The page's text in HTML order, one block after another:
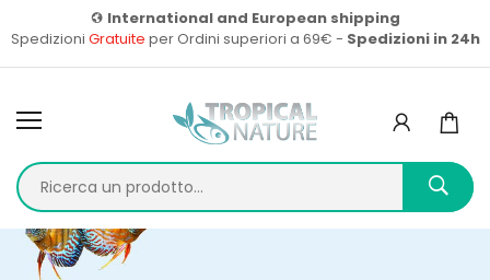
International and European shipping
Spedizioni Gratuite per Ordini superiori a 69€ - Spedizioni in 24h
Home DI RESIN 1000ML